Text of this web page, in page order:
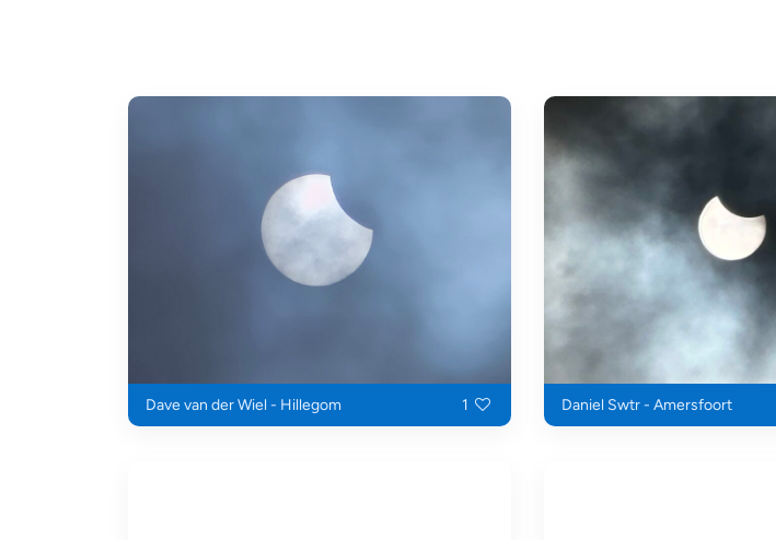
Dave van der Wiel - Hillegom 1 Daniel Swtr - Amersfoort